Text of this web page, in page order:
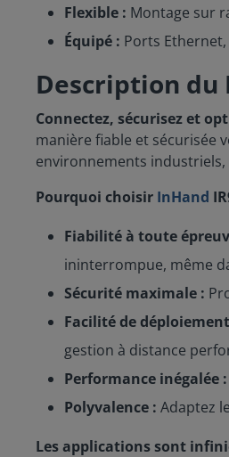
Flexible : Montage sur
Équipé : Ports
Description du
Connectez, sécurisez et
manière fiable et sécurisée
environnements industriels,
Pourquoi choisir InHand
Fiabilité à toute
ininterrompue, même
Sécurité maximale :
Facilité de
gestion à distance
Performance inégalée :
Polyvalence : Adaptez
Les applications sont